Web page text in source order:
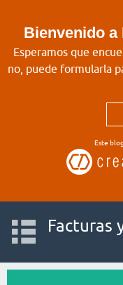
Bienvenido a
Esperamos que
no, puede formularla
Este
Facturas